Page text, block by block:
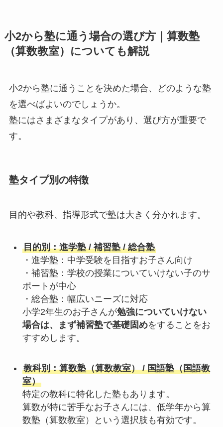
小2から塾に通う場合の選び方｜算数塾
（算数教室）についても解説
小2から塾に通うことを決めた場合、どのような塾
を選べばよいのでしょうか。
塾にはさまざまなタイプがあり、選び方が重要で
す。
塾タイプ別の特徴
目的や教科、指導形式で塾は大きく分かれます。
目的別：進学塾 / 補習塾 / 総合塾
・進学塾：中学受験を目指すお子さん向け
・補習塾：学校の授業についていけない子のサ
ポートが中心
・総合塾：幅広いニーズに対応
小学2年生のお子さんが勉強についていけない
場合は、まず補習塾で基礎固めをすることをお
すすめします。
教科別：算数塾（算数教室） / 国語塾（国語教
室）
特定の教科に特化した塾もあります。
算数が特に苦手なお子さんには、低学年から算
数塾（算数教室）という選択肢も有効です。